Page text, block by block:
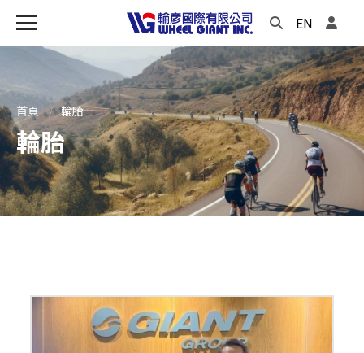
EN
首頁 輪胎
輪胎